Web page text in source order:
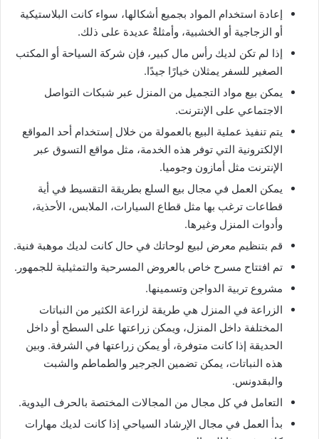
إعادة استخدام المواد بجميع أشكالها، سواء كانت البلاستيكية
أو الزجاجية أو الخشبية، وأمثلةٌ عديدة على ذلك.
إذا لم تكن لديك رأس مال كبير، فإن شركة السياحة أو المكتب
الصغير للسفر يمثلان خيارًا جيدًا.
يمكن بيع مواد التجميل من المنزل عبر شبكات التواصل
الاجتماعي على الإنترنت.
يتم تنفيذ عملية البيع بالعمولة من خلال إستخدام أحد المواقع
الإلكترونية التي توفر هذه الخدمة، مثل مواقع التسوق عبر
الإنترنت مثل أمازون وجوميا.
يمكن العمل في مجال بيع السلع بطريقة التقسيط في أية
قطاعات ترغب بها مثل قطاع السيارات، الملابس، الأحذية،
وأدوات المنزل وغيرها.
قم بتنظيم معرض لبيع لوحاتك في حال كانت لديك موهبة فنية.
تم افتتاح مسرح خاص بالعروض المسرحية والتمثيلية للجمهور.
مشروع تربية الدواجن وتسمينها.
الزراعة في المنزل هي طريقة لزراعة الكثير من النباتات
المختلفة داخل المنزل، ويمكن زراعتها على السطح أو داخل
الحديقة إذا كانت متوفرة، أو يمكن زراعتها في الشرفة. وبين
هذه النباتات، يمكن تضمين الجرجير والطماطم والشبت
والبقدونس.
التعامل في كل مجال من المجالات المختصة بالحرف اليدوية.
بدأ العمل في مجال الإرشاد السياحي إذا كانت لديك مهارات